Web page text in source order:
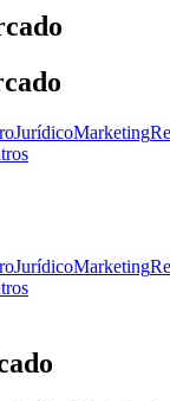
JurídicoMarketing
JurídicoMarketing